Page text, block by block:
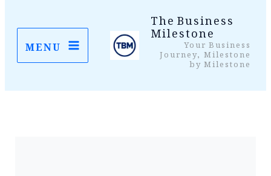
جائیں۔
The Business
MilestoneYour Business
Journey, Milestone
by Milestone
MENU